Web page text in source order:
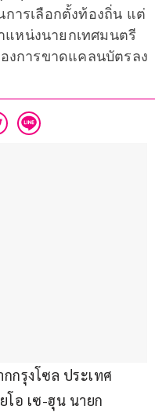
ารเลือกตั้งท้องถิ่น แต่
แหน่งนายกเทศมนตรี
งการขาดแคลนบัตรลง
กรุงโซล ประเทศ
โอ เซ-ฮุน นายก